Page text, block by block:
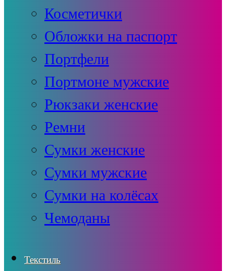
Косметички
Обложки на паспорт
Портфели
Портмоне мужские
Рюкзаки женские
Ремни
Сумки женские
Сумки мужские
Сумки на колёсах
Чемоданы
Текстиль